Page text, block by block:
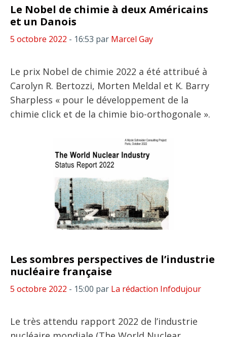
Le Nobel de chimie à deux Américains
et un Danois
5 octobre 2022 - 16:53 par Marcel Gay
Le prix Nobel de chimie 2022 a été attribué à
Carolyn R. Bertozzi, Morten Meldal et K. Barry
Sharpless « pour le développement de la
chimie click et de la chimie bio-orthogonale ».
Les sombres perspectives de l’industrie
nucléaire française
5 octobre 2022 - 15:00 par La rédaction Infodujour
Le très attendu rapport 2022 de l’industrie